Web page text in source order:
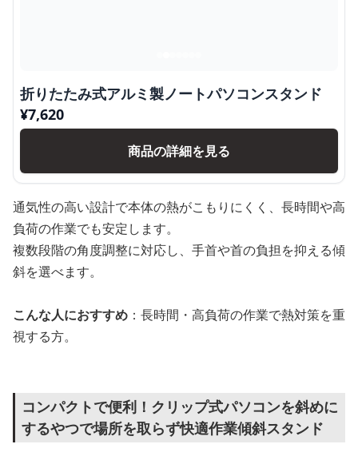
折りたたみ式アルミ製ノートパソコンスタンド
¥7,620
商品の詳細を見る
通気性の高い設計で本体の熱がこもりにくく、長時間や高
負荷の作業でも安定します。
複数段階の角度調整に対応し、手首や首の負担を抑える傾
斜を選べます。
こんな人におすすめ ：長時間・高負荷の作業で熱対策を重
視する方。
コンパクトで便利！クリップ式パソコンを斜めに
するやつで場所を取らず快適作業傾斜スタンド